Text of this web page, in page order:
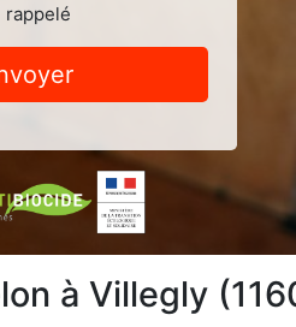
rappelé
à Villegly